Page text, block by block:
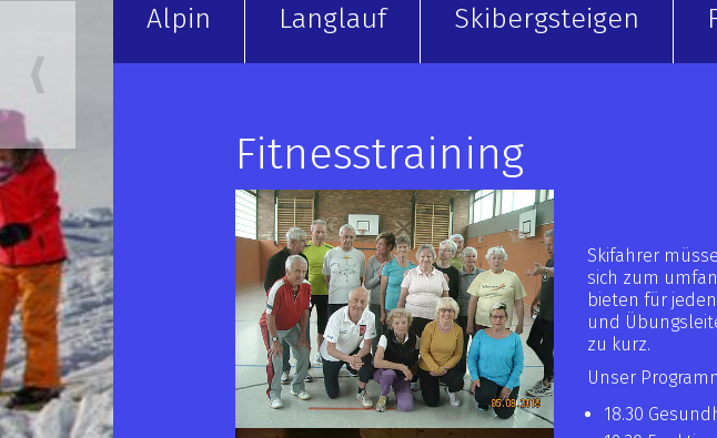
Alpin Langlauf Skibergsteigen
Fitnesstraining
Skifahrer
sich zum
bieten für
und
zu kurz.
Unser
18.30